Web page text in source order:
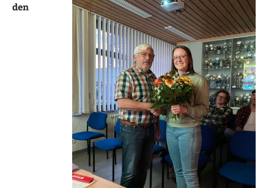
den